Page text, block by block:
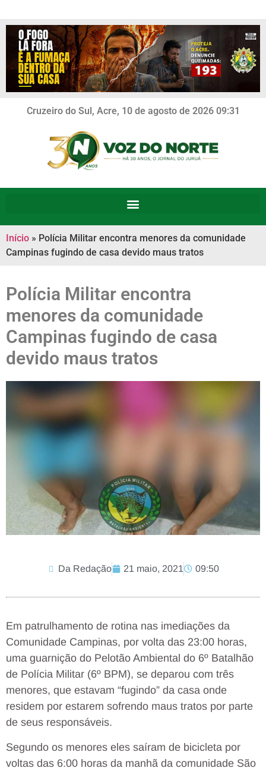
Cruzeiro do Sul, Acre, 10 de agosto de 2026 09:31
Início » Polícia Militar encontra menores da comunidade
Campinas fugindo de casa devido maus tratos
Polícia Militar encontra
menores da comunidade
Campinas fugindo de casa
devido maus tratos
Da Redação 21 maio, 2021 09:50
Em patrulhamento de rotina nas imediações da
Comunidade Campinas, por volta das 23:00 horas,
uma guarnição do Pelotão Ambiental do 6º Batalhão
de Polícia Militar (6º BPM), se deparou com três
menores, que estavam “fugindo” da casa onde
residem por estarem sofrendo maus tratos por parte
de seus responsáveis.
Segundo os menores eles saíram de bicicleta por
voltas das 6:00 horas da manhã da comunidade São